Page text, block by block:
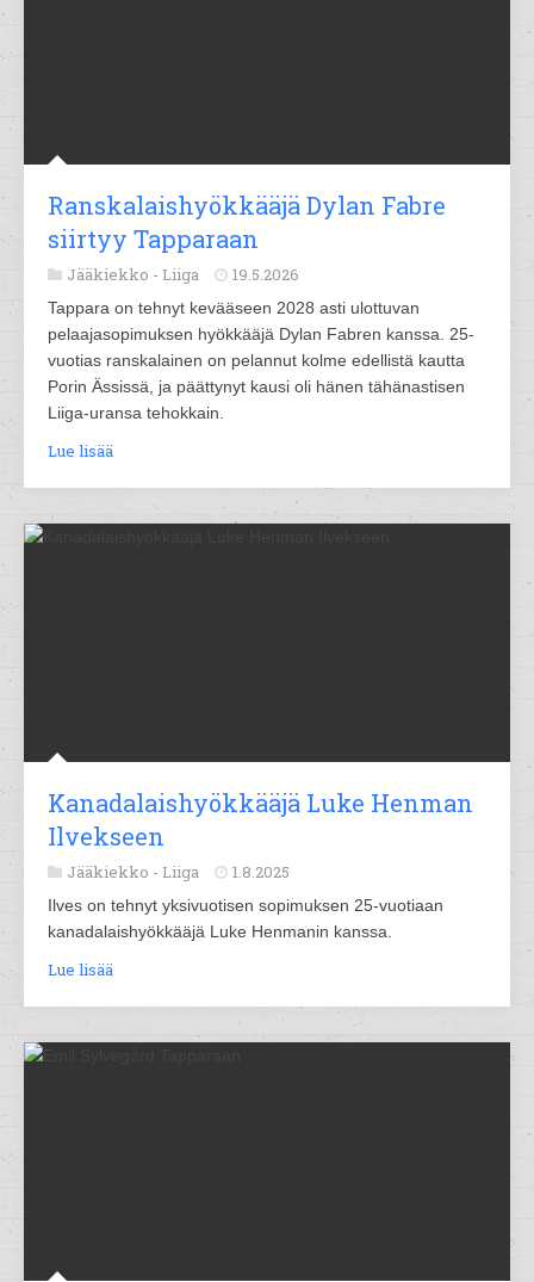
Ranskalaishyökkääjä Dylan Fabre
siirtyy Tapparaan
Jääkiekko - Liiga 19.5.2026
Tappara on tehnyt kevääseen 2028 asti ulottuvan
pelaajasopimuksen hyökkääjä Dylan Fabren kanssa. 25-
vuotias ranskalainen on pelannut kolme edellistä kautta
Porin Ässissä, ja päättynyt kausi oli hänen tähänastisen
Liiga-uransa tehokkain.
Lue lisää
Kanadalaishyökkääjä Luke Henman
Ilvekseen
Jääkiekko - Liiga 1.8.2025
Ilves on tehnyt yksivuotisen sopimuksen 25-vuotiaan
kanadalaishyökkääjä Luke Henmanin kanssa.
Lue lisää